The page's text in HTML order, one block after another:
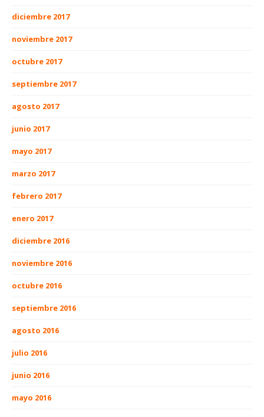
diciembre 2017
noviembre 2017
octubre 2017
septiembre 2017
agosto 2017
junio 2017
mayo 2017
marzo 2017
febrero 2017
enero 2017
diciembre 2016
noviembre 2016
octubre 2016
septiembre 2016
agosto 2016
julio 2016
junio 2016
mayo 2016